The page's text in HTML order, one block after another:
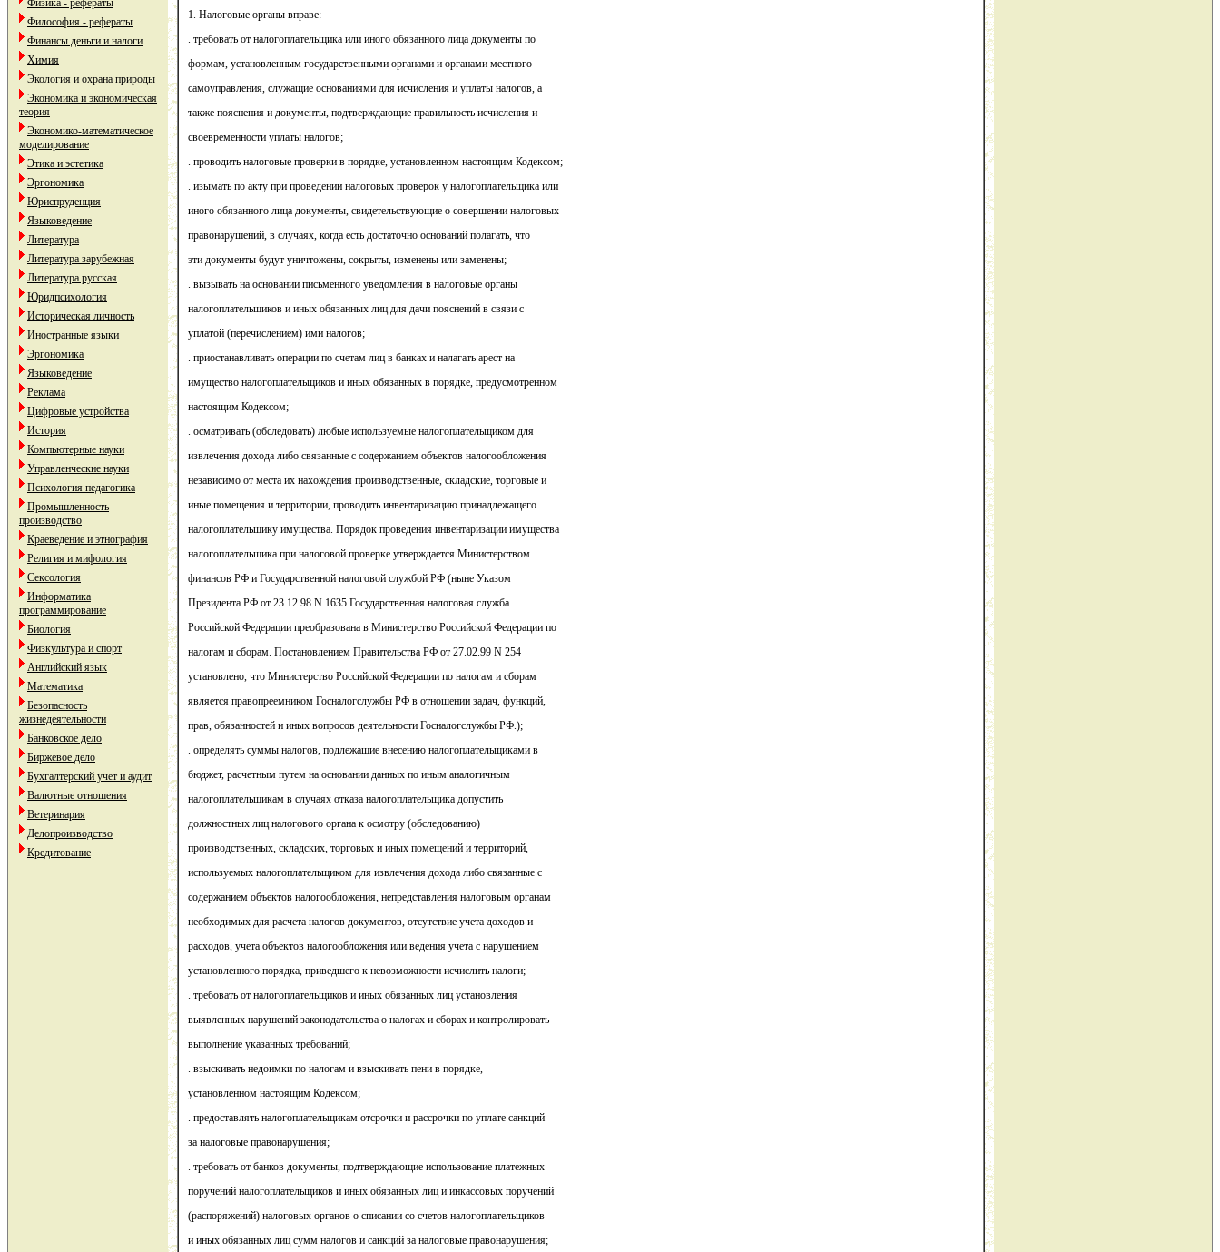
Физика - рефераты
Философия - рефераты
Финансы деньги и налоги
Химия
Экология и охрана природы
Экономика и экономическая
теория
Экономико-математическое
моделирование
Этика и эстетика
Эргономика
Юриспруденция
Языковедение
Литература
Литература зарубежная
Литература русская
Юридпсихология
Историческая личность
Иностранные языки
Эргономика
Языковедение
Реклама
Цифровые устройства
История
Компьютерные науки
Управленческие науки
Психология педагогика
Промышленность
производство
Краеведение и этнография
Религия и мифология
Сексология
Информатика
программирование
Биология
Физкультура и спорт
Английский язык
Математика
Безопасность
жизнедеятельности
Банковское дело
Биржевое дело
Бухгалтерский учет и аудит
Валютные отношения
Ветеринария
Делопроизводство
Кредитование
1. Налоговые органы вправе:
. требовать от налогоплательщика или иного обязанного лица документы по
формам, установленным государственными органами и органами местного
самоуправления, служащие основаниями для исчисления и уплаты налогов, а
также пояснения и документы, подтверждающие правильность исчисления и
своевременности уплаты налогов;
. проводить налоговые проверки в порядке, установленном настоящим Кодексом;
. изымать по акту при проведении налоговых проверок у налогоплательщика или
иного обязанного лица документы, свидетельствующие о совершении налоговых
правонарушений, в случаях, когда есть достаточно оснований полагать, что
эти документы будут уничтожены, сокрыты, изменены или заменены;
. вызывать на основании письменного уведомления в налоговые органы
налогоплательщиков и иных обязанных лиц для дачи пояснений в связи с
уплатой (перечислением) ими налогов;
. приостанавливать операции по счетам лиц в банках и налагать арест на
имущество налогоплательщиков и иных обязанных в порядке, предусмотренном
настоящим Кодексом;
. осматривать (обследовать) любые используемые налогоплательщиком для
извлечения дохода либо связанные с содержанием объектов налогообложения
независимо от места их нахождения производственные, складские, торговые и
иные помещения и территории, проводить инвентаризацию принадлежащего
налогоплательщику имущества. Порядок проведения инвентаризации имущества
налогоплательщика при налоговой проверке утверждается Министерством
финансов РФ и Государственной налоговой службой РФ (ныне Указом
Президента РФ от 23.12.98 N 1635 Государственная налоговая служба
Российской Федерации преобразована в Министерство Российской Федерации по
налогам и сборам. Постановлением Правительства РФ от 27.02.99 N 254
установлено, что Министерство Российской Федерации по налогам и сборам
является правопреемником Госналогслужбы РФ в отношении задач, функций,
прав, обязанностей и иных вопросов деятельности Госналогслужбы РФ.);
. определять суммы налогов, подлежащие внесению налогоплательщиками в
бюджет, расчетным путем на основании данных по иным аналогичным
налогоплательщикам в случаях отказа налогоплательщика допустить
должностных лиц налогового органа к осмотру (обследованию)
производственных, складских, торговых и иных помещений и территорий,
используемых налогоплательщиком для извлечения дохода либо связанные с
содержанием объектов налогообложения, непредставления налоговым органам
необходимых для расчета налогов документов, отсутствие учета доходов и
расходов, учета объектов налогообложения или ведения учета с нарушением
установленного порядка, приведшего к невозможности исчислить налоги;
. требовать от налогоплательщиков и иных обязанных лиц установления
выявленных нарушений законодательства о налогах и сборах и контролировать
выполнение указанных требований;
. взыскивать недоимки по налогам и взыскивать пени в порядке,
установленном настоящим Кодексом;
. предоставлять налогоплательщикам отсрочки и рассрочки по уплате санкций
за налоговые правонарушения;
. требовать от банков документы, подтверждающие использование платежных
поручений налогоплательщиков и иных обязанных лиц и инкассовых поручений
(распоряжений) налоговых органов о списании со счетов налогоплательщиков
и иных обязанных лиц сумм налогов и санкций за налоговые правонарушения;